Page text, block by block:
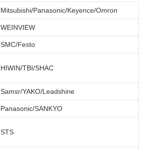
Mitsubishi/Panasonic/Keyence/Omron
WEINVIEW
SMC/Festo
HIWIN/TBI/SHAC
Samsr/YAKO/Leadshine
Panasonic/SANKYO
STS